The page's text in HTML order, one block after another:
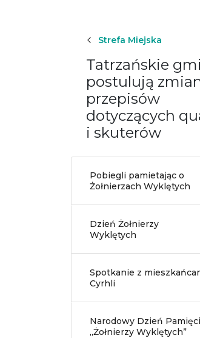
Strefa Miejska
Tatrzańskie
postulują
przepisów
dotyczących
i skuterów
Pobiegli pamietając o
Żołnierzach Wyklętych
Dzień Żołnierzy
Wyklętych
Spotkanie z
Cyrhli
Narodowy Dzień Pamięci
„Żołnierzy Wyklętych”